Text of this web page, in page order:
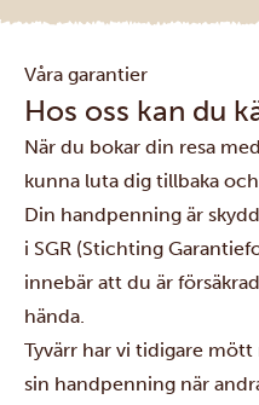
Våra garantier
Hos oss kan du
När du bokar din resa
kunna luta dig tillbaka
Din handpenning är
i SGR (Stichting
innebär att du är
hända.
Tyvärr har vi tidigare
sin handpenning när